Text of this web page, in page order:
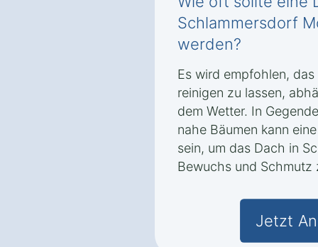
Schlammersdorf
werden?
Es wird empfohlen,
reinigen zu lassen,
dem Wetter. In
nahe Bäumen kann
sein, um das Dach in
Bewuchs und Schmutz
Jetzt